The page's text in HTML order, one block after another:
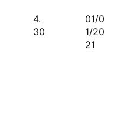
4.
30
01/0
1/20
21